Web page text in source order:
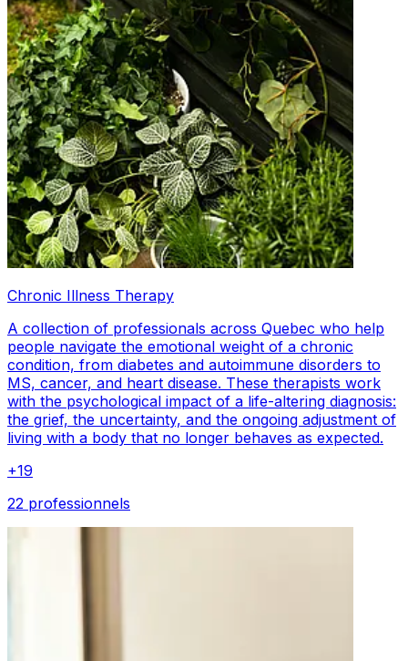
Chronic Illness Therapy
A collection of professionals across Quebec who help
people navigate the emotional weight of a chronic
condition, from diabetes and autoimmune disorders to
MS, cancer, and heart disease. These therapists work
with the psychological impact of a life-altering diagnosis:
the grief, the uncertainty, and the ongoing adjustment of
living with a body that no longer behaves as expected.
+19
22 professionnels